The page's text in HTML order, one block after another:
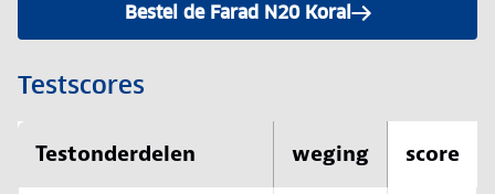
Bestel de Farad N20 Koral
Testscores
Testonderdelen weging score